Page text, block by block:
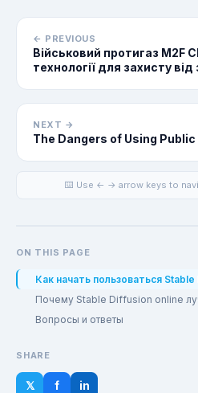
← PREVIOUS
Військовий протигаз M2F
технології для захисту від
NEXT →
The Dangers of Using
⌨️ Use ← → arrow keys to
ON THIS PAGE
Как начать пользоваться
Почему Stable Diffusion online
Вопросы и ответы
SHARE
𝕏 f in